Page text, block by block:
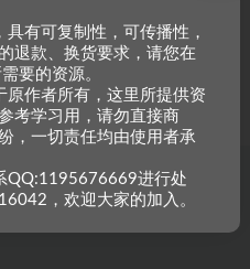
rights reserved
粤ICP备2023002201
1
期坚持更新资源，以共享为原则，尊
沟通，恶意搬运封禁账号。
有可复制性，可传播性，
退款、换货要求，请您在
要的资源。
作者所有，这里所提供资
考学习用，请勿直接商
，一切责任均由使用者承
QQ:1195676669进行处
，欢迎大家的加入。